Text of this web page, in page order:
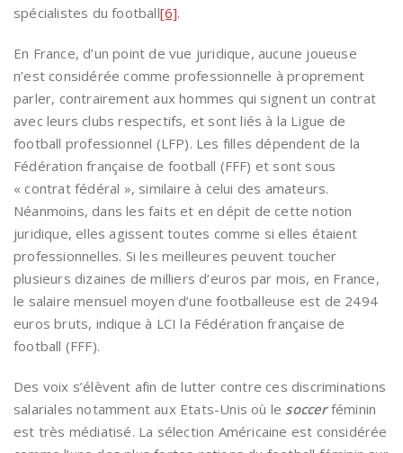
spécialistes du football[6].
En France, d’un point de vue juridique, aucune joueuse
n’est considérée comme professionnelle à proprement
parler, contrairement aux hommes qui signent un contrat
avec leurs clubs respectifs, et sont liés à la Ligue de
football professionnel (LFP). Les filles dépendent de la
Fédération française de football (FFF) et sont sous
« contrat fédéral », similaire à celui des amateurs.
Néanmoins, dans les faits et en dépit de cette notion
juridique, elles agissent toutes comme si elles étaient
professionnelles. Si les meilleures peuvent toucher
plusieurs dizaines de milliers d’euros par mois, en France,
le salaire mensuel moyen d’une footballeuse est de 2494
euros bruts, indique à LCI la Fédération française de
football (FFF).
Des voix s’élèvent afin de lutter contre ces discriminations
salariales notamment aux Etats-Unis où le soccerféminin
est très médiatisé. La sélection Américaine est considérée